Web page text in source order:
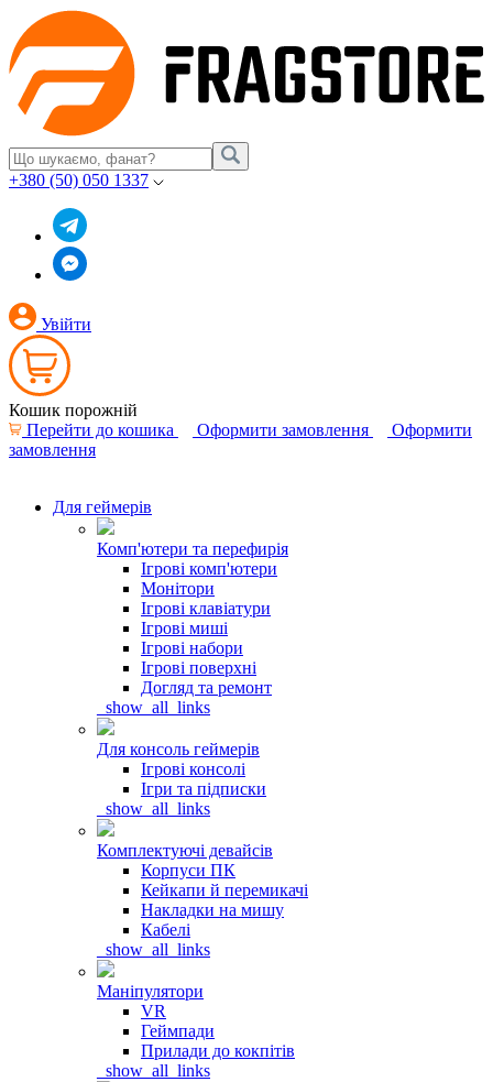
+380 (50) 050 1337
Увійти
Кошик порожній
Перейти до кошика
Оформити замовлення
Оформити
замовлення
Для геймерів
Комп'ютери та перефирія
Ігрові комп'ютери
Монітори
Ігрові клавіатури
Ігрові миші
Ігрові набори
Ігрові поверхні
Догляд та ремонт
_show_all_links
Для консоль геймерів
Ігрові консолі
Ігри та підписки
_show_all_links
Комплектуючі девайсів
Корпуси ПК
Кейкапи й перемикачі
Накладки на мишу
Кабелі
_show_all_links
Маніпулятори
VR
Геймпади
Прилади до кокпітів
_show_all_links